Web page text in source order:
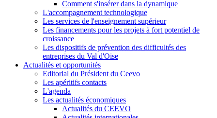
Comment s'insérer dans la dynamique
L'accompagnement technologique
Les services de l'enseignement supérieur
Les financements pour les projets à fort potentiel de
croissance
Les dispositifs de prévention des difficultés des
entreprises du Val d'Oise
Actualités et opportunités
Editorial du Président du Ceevo
Les apéritifs contacts
L'agenda
Les actualités économiques
Actualités du CEEVO